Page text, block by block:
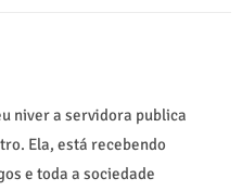
a servidora publica
Ela, está recebendo
e toda a sociedade